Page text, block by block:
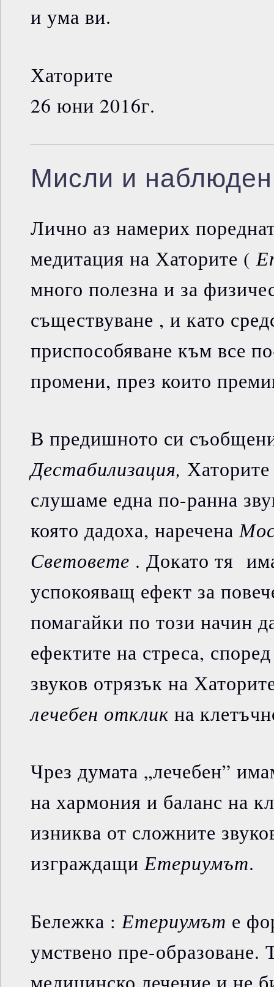
и ума ви.
Хаторите
26 юни 2016г.
Мисли и
Лично аз намерих
медитация на Хаторите (
много полезна и за
съществуване , и като
приспособяване към все
промени, през които
В предишното си
Дестабилизация,
слушаме една по-ранна
която дадоха, наречена
Световете . Докато тя
успокояващ ефект за
помагайки по този начин
ефектите на стреса,
звуков отрязък на
лечебен отклик на
Чрез думата „лечебен”
на хармония и баланс на
изниква от сложните
изграждащиЕтериумът.
Бележка :Етериумът е
умствено пре-образоване.